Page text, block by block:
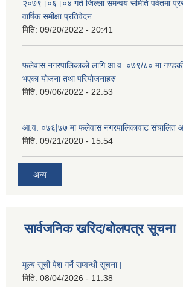
२०७९।०६।०४ गते जिल्ला समन्वय समिति पर्वतमा
वार्षिक समीक्षा प्रतिवेदन
मिति: 09/20/2022 - 20:41
फलेवास नगरपालिकाको लागि आ.व. ०७९/८० मा
भएका योजना तथा परियोजनाहरु
मिति: 09/06/2022 - 22:53
आ.व. ०७६|७७ मा फलेवास नगरपालिकावाट संचालित
मिति: 09/21/2020 - 15:54
अन्य
सार्वजनिक खरिद/बोलपत्र सूचना
मूल्य सूची पेश गर्ने सम्वन्धी सूचना |
मिति: 08/04/2026 - 11:38